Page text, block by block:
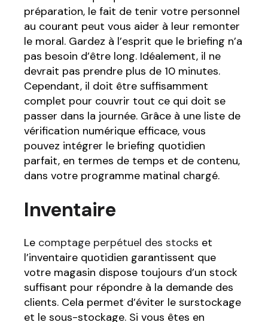
préparation, le fait de tenir votre personnel
au courant peut vous aider à leur remonter
le moral. Gardez à l’esprit que le briefing n’a
pas besoin d’être long. Idéalement, il ne
devrait pas prendre plus de 10 minutes.
Cependant, il doit être suffisamment
complet pour couvrir tout ce qui doit se
passer dans la journée. Grâce à une liste de
vérification numérique efficace, vous
pouvez intégrer le briefing quotidien
parfait, en termes de temps et de contenu,
dans votre programme matinal chargé.
Inventaire
Le comptage perpétuel des stocks et
l’inventaire quotidien garantissent que
votre magasin dispose toujours d’un stock
suffisant pour répondre à la demande des
clients. Cela permet d’éviter le surstockage
et le sous-stockage. Si vous êtes en